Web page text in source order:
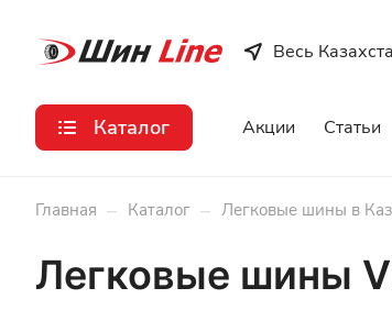
Весь
Каталог Акции Статьи
Главная – Каталог – Легковые шины в
Легковые шины